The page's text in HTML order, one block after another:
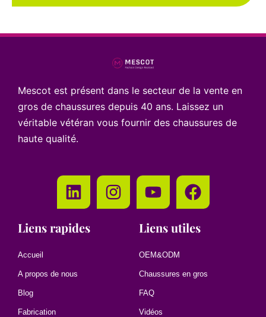
Mescot est présent dans le secteur de la vente en
gros de chaussures depuis 40 ans. Laissez un
véritable vétéran vous fournir des chaussures de
haute qualité.
Liens rapides
Accueil
A propos de nous
Blog
Fabrication
Liens utiles
OEM&ODM
Chaussures en gros
FAQ
Vidéos